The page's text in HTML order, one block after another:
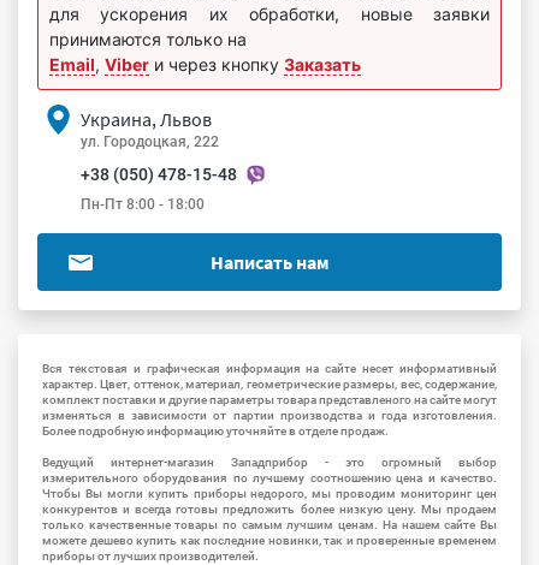
для ускорения их обработки, новые заявки
принимаются только на
Email, Viber и через кнопку Заказать
Украина, Львов
ул. Городоцкая, 222
+38 (050) 478-15-48
Пн-Пт 8:00 - 18:00
Написать нам
Вся текстовая и графическая информация на сайте несет информативный
характер. Цвет, оттенок, материал, геометрические размеры, вес, содержание,
комплект поставки и другие параметры товара представленого на сайте могут
изменяться в зависимости от партии производства и года изготовления.
Более подробную информацию уточняйте в отделе продаж.
Ведущий интернет-магазин Западприбор - это огромный выбор
измерительного оборудования по лучшему соотношению цена и качество.
Чтобы Вы могли купить приборы недорого, мы проводим мониторинг цен
конкурентов и всегда готовы предложить более низкую цену. Мы продаем
только качественные товары по самым лучшим ценам. На нашем сайте Вы
можете дешево купить как последние новинки, так и проверенные временем
приборы от лучших производителей.